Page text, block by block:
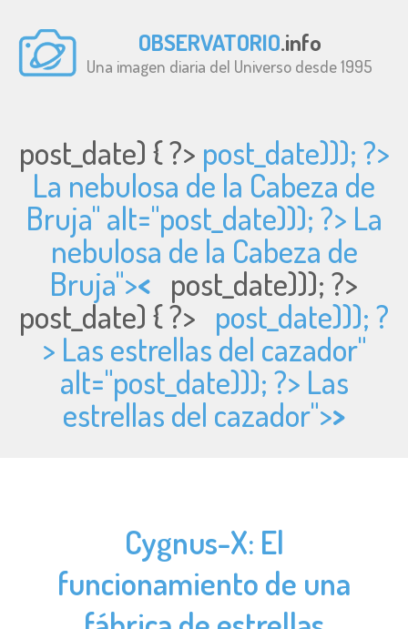
OBSERVATORIO.info
Una imagen diaria del Universo desde 1995
post_date) { ?> post_date))); ?>
La nebulosa de la Cabeza de
Bruja" alt="post_date))); ?> La
nebulosa de la Cabeza de
Bruja">< post_date))); ?>
post_date) { ?> post_date))); ?
> Las estrellas del cazador"
alt="post_date))); ?> Las
estrellas del cazador">>
Cygnus-X: El
funcionamiento de una